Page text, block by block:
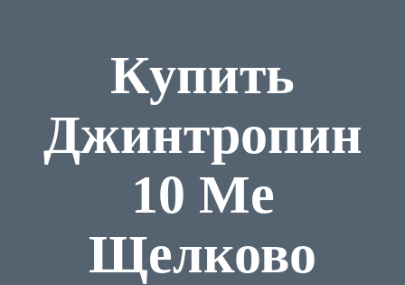
Купить
Джинтропин
10 Me
Щелково